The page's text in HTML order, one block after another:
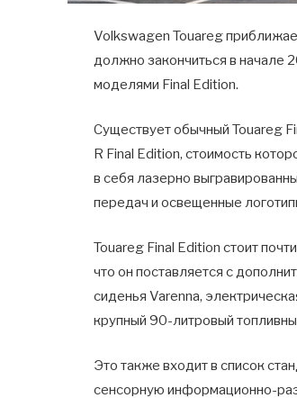
Volkswagen Touareg
должно закончиться в начале
моделями Final Edition.
Существует обычный Touareg
R Final Edition, стоимость
в себя лазерно
передач и освещенные
Touareg Final Edition стоит
что он поставляется с
сиденья Varenna,
крупный 90-литровый
Это также входит в список
сенсорную информационно-